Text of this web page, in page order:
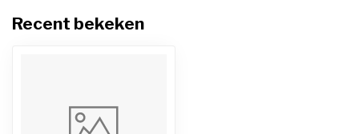
Recent bekeken